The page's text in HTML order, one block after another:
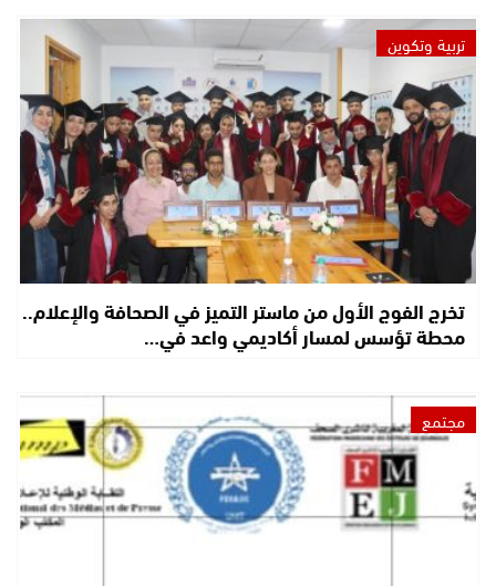
تربية وتكوين
تخرج الفوج الأول من ماستر التميز في الصحافة والإعلام..
محطة تؤسس لمسار أكاديمي واعد في…
مجتمع